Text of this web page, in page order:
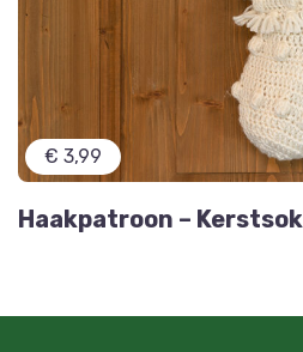
€ 3,99
Haakpatroon – Kerstsok